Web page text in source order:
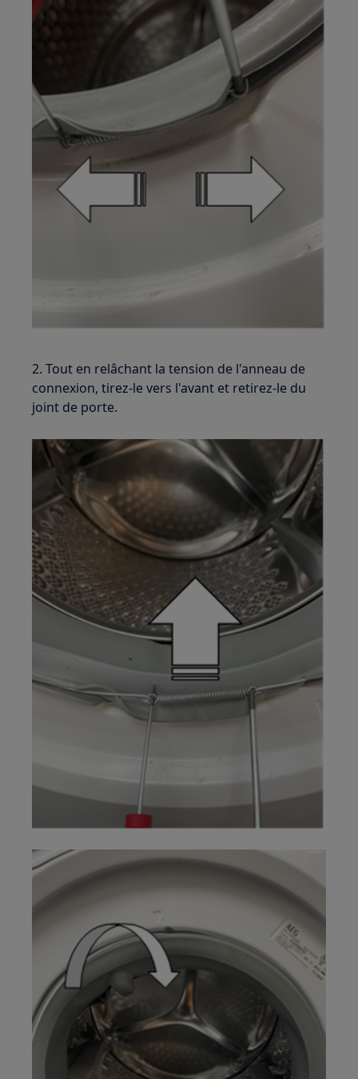
2. Tout en relâchant la tension de l'anneau de
connexion, tirez-le vers l'avant et retirez-le du
joint de porte.